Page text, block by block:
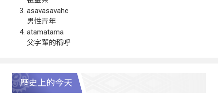
asavasavahe
男性青年
atamatama
父字輩的稱呼
歷史上的今天